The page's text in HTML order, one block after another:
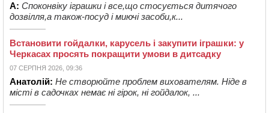
А: Споконвіку іграшки і все,що стосується дитячого
дозвілля,а також-посуд і миючі засоби,к...
Встановити гойдалки, карусель і закупити іграшки: у
Черкасах просять покращити умови в дитсадку
07 СЕРПНЯ 2026, 09:36
Анатолій: Не створюйте проблем вихователям. Ніде в
місті в садочках немає ні гірок, ні гойдалок, ...